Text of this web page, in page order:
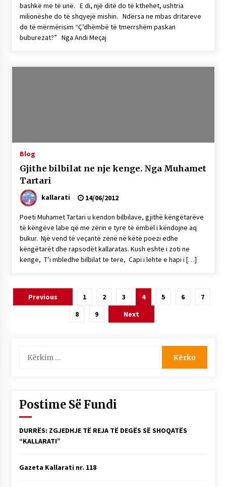
bashkë me të unë. E di, një ditë do të kthehet, ushtria
milionëshe do të shqyejë mishin. Ndërsa ne mbas dritareve
do të mërmërisim “Ç’dhëmbë të tmerrshëm paskan
buburezat?” Nga Andi Meçaj
Blog
Gjithe bilbilat ne nje kenge. Nga Muhamet
Tartari
kallarati 14/06/2012
Poeti Muhamet Tartari u kendon bilbilave, gjithë këngëtarëve
të këngëve labe që me zërin e tyre të ëmbël i këndojne aq
bukur. Një vend të veçantë zënë në këtë poezi edhe
këngëtarët dhe rapsodët kallaratas. Kush eshte i zoti ne
kenge, T’i mbledhe bilbilat te tere, Capi i lehte e hapi i […]
Lëvizje
Previous 1 2 3 4 5 6
7
8
9 Next
për:
Postime Së Fundi
DURRËS: ZGJEDHJE TË REJA TË DEGËS SË SHOQATËS
“KALLARATI”
Gazeta Kallarati nr. 118